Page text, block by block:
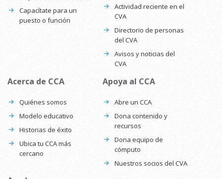
Capacítate para un
puesto o función
Actividad reciente en el
CVA
Directorio de personas
del CVA
Avisos y noticias del
CVA
Acerca de CCA
Quiénes somos
Modelo educativo
Historias de éxito
Ubica tu CCA más
cercano
Apoya al CCA
Abre un CCA
Dona contenido y
recursos
Dona equipo de
cómputo
Nuestros socios del CVA